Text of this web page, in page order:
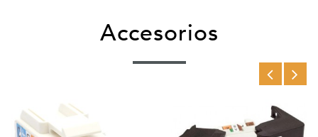
Accesorios